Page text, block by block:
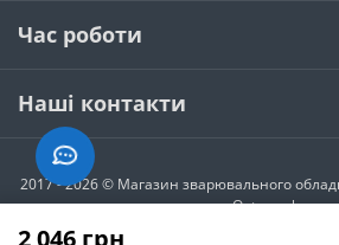
2 046 грн
Час роботи
Наші контакти
2017 - 2026 © Магазин зварювального
Optoweek